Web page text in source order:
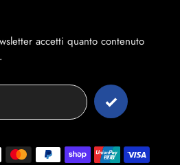
accetti quanto contenuto